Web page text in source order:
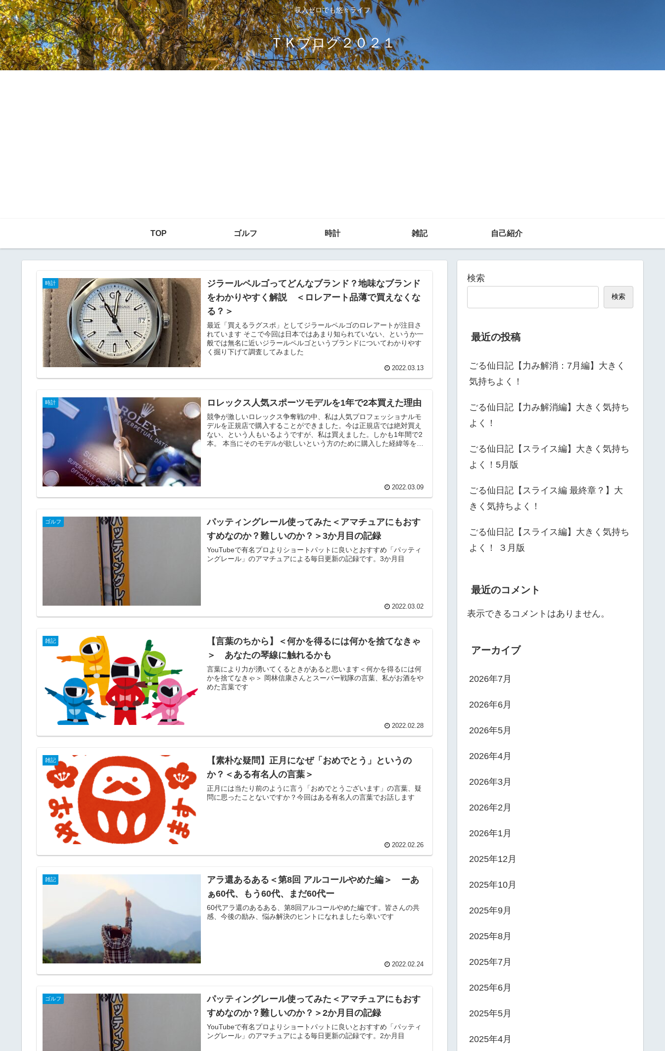
収入ゼロでも悠々ライフ
ＴＫブログ２０２１
TOP ゴルフ 時計 雑記 自己紹介
時計
ジラールペルゴってどんなブランド？地味なブランド
をわかりやすく解説 ＜ロレアート品薄で買えなくな
る？＞
最近「買えるラグスポ」としてジラールペルゴのロレアートが注目さ
れています そこで今回は日本ではあまり知られていない、というか一
般では無名に近いジラールペルゴというブランドについてわかりやす
く掘り下げて調査してみました
2022.03.13
時計 ロレックス人気スポーツモデルを1年で2本買えた理由
競争が激しいロレックス争奪戦の中、私は人気プロフェッショナルモ
デルを正規店で購入することができました。今は正規店では絶対買え
ない、という人もいるようですが、私は買えました。しかも1年間で2
本。 本当にそのモデルが欲しいという方のために購入した経緯等をお
2022.03.09
ゴルフ
パッティングレール使ってみた＜アマチュアにもおす
すめなのか？難しいのか？＞3か月目の記録
YouTubeで有名プロよりショートパットに良いとおすすめ「パッティ
ングレール」のアマチュアによる毎日更新の記録です。3か月目
2022.03.02
雑記
【言葉のちから】＜何かを得るには何かを捨てなきゃ
＞ あなたの琴線に触れるかも
言葉により力が湧いてくるときがあると思います＜何かを得るには何
かを捨てなきゃ＞ 岡林信康さんとスーパー戦隊の言葉、私がお酒をや
めた言葉です
2022.02.28
雑記
【素朴な疑問】正月になぜ「おめでとう」というの
か？＜ある有名人の言葉＞
正月には当たり前のように言う「おめでとうございます」の言葉、疑
問に思ったことないですか？今回はある有名人の言葉でお話します
2022.02.26
雑記
アラ還あるある＜第8回 アルコールやめた編＞ ーあ
ぁ60代、もう60代、まだ60代ー
60代アラ還のあるある、第8回アルコールやめた編です。皆さんの共
感、今後の励み、悩み解決のヒントになれましたら幸いです
2022.02.24
ゴルフ
パッティングレール使ってみた＜アマチュアにもおす
すめなのか？難しいのか？＞2か月目の記録
YouTubeで有名プロよりショートパットに良いとおすすめ「パッティ
ングレール」のアマチュアによる毎日更新の記録です。2か月目
検索
検索
最近の投稿
ごる仙日記【力み解消：7月編】大きく
気持ちよく！
ごる仙日記【力み解消編】大きく気持ち
よく！
ごる仙日記【スライス編】大きく気持ち
よく！5月版
ごる仙日記【スライス編 最終章？】大
きく気持ちよく！
ごる仙日記【スライス編】大きく気持ち
よく！ ３月版
最近のコメント
表示できるコメントはありません。
アーカイブ
2026年7月
2026年6月
2026年5月
2026年4月
2026年3月
2026年2月
2026年1月
2025年12月
2025年10月
2025年9月
2025年8月
2025年7月
2025年6月
2025年5月
2025年4月